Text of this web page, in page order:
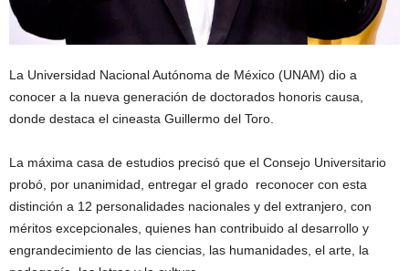
La Universidad Nacional Autónoma de México (UNAM) dio a
conocer a la nueva generación de doctorados honoris causa,
donde destaca el cineasta Guillermo del Toro.
La máxima casa de estudios precisó que el Consejo Universitario
probó, por unanimidad, entregar el grado reconocer con esta
distinción a 12 personalidades nacionales y del extranjero, con
méritos excepcionales, quienes han contribuido al desarrollo y
engrandecimiento de las ciencias, las humanidades, el arte, la